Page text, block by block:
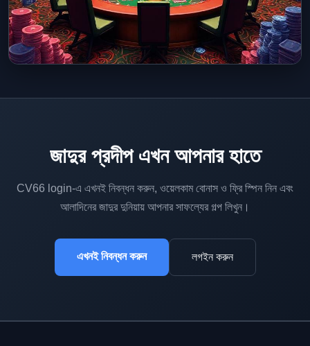
জাদুর প্রদীপ এখন আপনার হাতে
CV66 login-এ এখনই নিবন্ধন করুন, ওয়েলকাম বোনাস ও ফ্রি স্পিন নিন এবং
আলাদিনের জাদুর দুনিয়ায় আপনার সাফল্যের গল্প লিখুন।
এখনই নিবন্ধন করুন লগইন করুন